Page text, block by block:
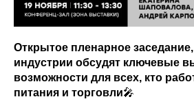
Открытое пленарное
индустрии обсудят ключевые
возможности для всех, кто
питания и торговли🎤